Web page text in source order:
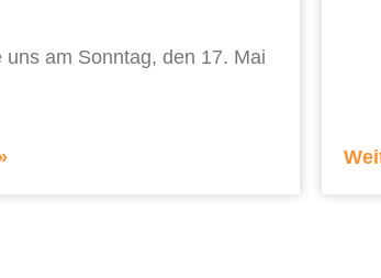
uns am Sonntag, den 17. Mai